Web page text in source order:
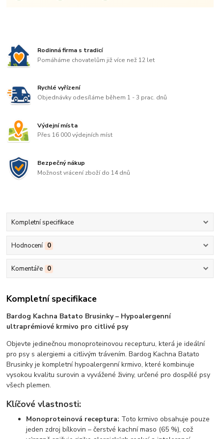
Rodinná firma s tradicí
Pomáháme chovatelům již více než 12 let
Rychlé vyřízení
Objednávky odesíláme během 1 - 3 prac. dnů
Výdejní místa
Přes 16 000 výdejních míst
Bezpečný nákup
Možnost vrácení zboží do 14 dnů
Kompletní specifikace
Hodnocení 0
Komentáře 0
Kompletní specifikace
Bardog Kachna Batato Brusinky – Hypoalergenní
ultraprémiové krmivo pro citlivé psy
Objevte jedinečnou monoproteinovou recepturu, která je ideální
pro psy s alergiemi a citlivým trávením. Bardog Kachna Batato
Brusinky je kompletní hypoalergenní krmivo, které kombinuje
vysokou kvalitu surovin a vyvážené živiny, určené pro dospělé psy
všech plemen.
Klíčové vlastnosti:
Monoproteinová receptura: Toto krmivo obsahuje pouze
jeden zdroj bílkovin – čerstvé kachní maso (65 %), což